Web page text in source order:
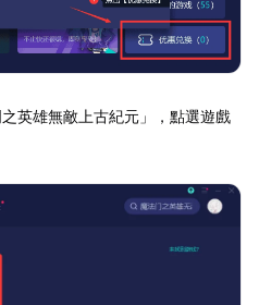
英雄無敵上古紀元」，點選遊戲